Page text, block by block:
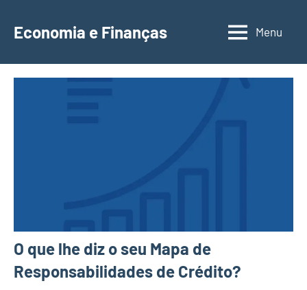
para
conteúdo
Economia e Finanças
Depósitos
Menu
O que lhe diz o seu Mapa de
Responsabilidades de Crédito?